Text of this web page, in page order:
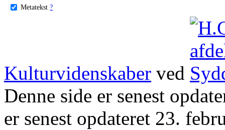
Metatekst ?
Kulturvidenskaber ved
Denne side er senest
er senest opdateret 23.